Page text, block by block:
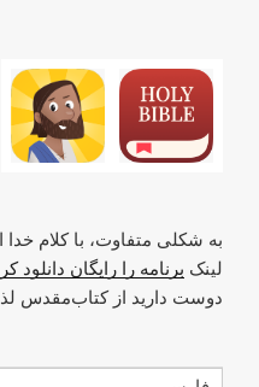
به شکلی متفاوت، با کلام خدا
لینک برنامه را رایگان دانلود
دوست دارید از کتاب‌مقدس